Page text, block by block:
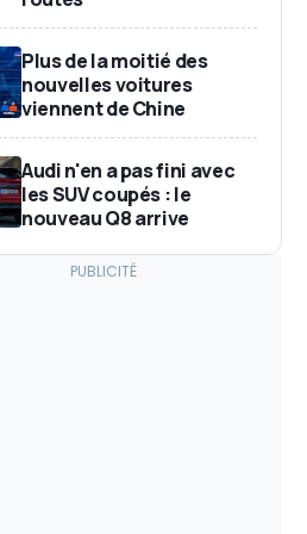
Plus de la moitié des
nouvelles voitures
viennent de Chine
Audi n'en a pas fini avec
les SUV coupés : le
nouveau Q8 arrive